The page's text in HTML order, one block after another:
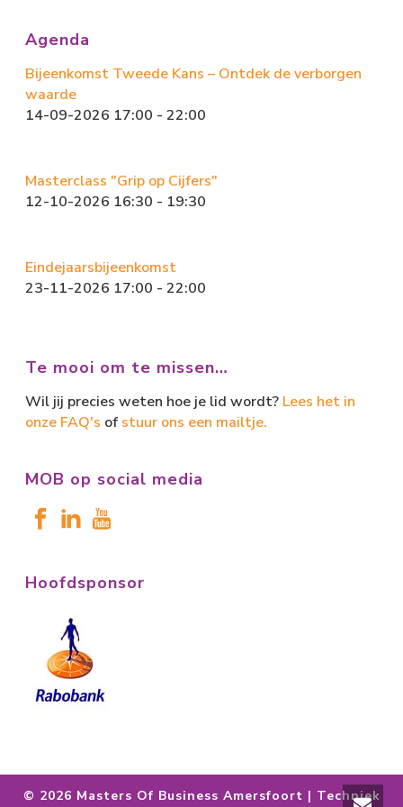
ok
n
Agenda
Bijeenkomst Tweede Kans – Ontdek de verborgen
waarde
14-09-2026 17:00 - 22:00
Masterclass "Grip op Cijfers"
12-10-2026 16:30 - 19:30
Eindejaarsbijeenkomst
23-11-2026 17:00 - 22:00
Te mooi om te missen…
Wil jij precies weten hoe je lid wordt? Lees het in
onze FAQ's of stuur ons een mailtje.
MOB op social media
Hoofdsponsor
© 2026 Masters Of Business Amersfoort | Techniek